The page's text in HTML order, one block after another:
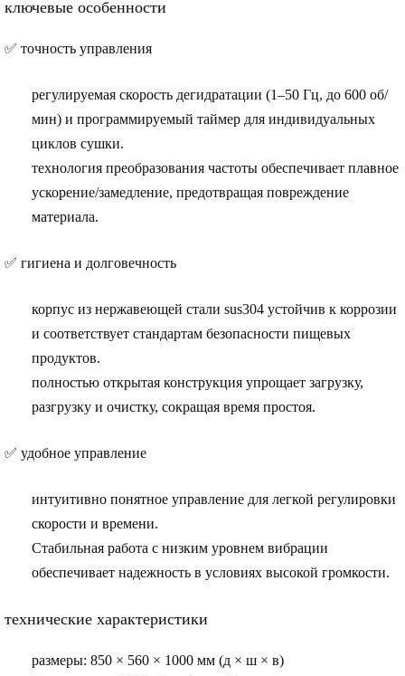
ключевые особенности
✅ точность управления
регулируемая скорость дегидратации (1–50 Гц, до 600 об/
мин) и программируемый таймер для индивидуальных
циклов сушки.
технология преобразования частоты обеспечивает плавное
ускорение/замедление, предотвращая повреждение
материала.
✅ гигиена и долговечность
корпус из нержавеющей стали sus304 устойчив к коррозии
и соответствует стандартам безопасности пищевых
продуктов.
полностью открытая конструкция упрощает загрузку,
разгрузку и очистку, сокращая время простоя.
✅ удобное управление
интуитивно понятное управление для легкой регулировки
скорости и времени.
Стабильная работа с низким уровнем вибрации
обеспечивает надежность в условиях высокой громкости.
технические характеристики
размеры: 850 × 560 × 1000 мм (д × ш × в)